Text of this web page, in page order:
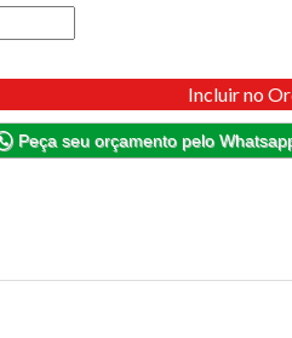
Incluir no
Peça seu orçamento pelo